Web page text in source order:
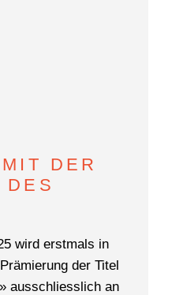
DER
wird erstmals in
der Titel
ausschliesslich an